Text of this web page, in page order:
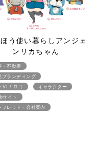
う使い暮らしアンジェ
ンリカちゃん
・不動産
ブランディング
VI / ロゴ
キャラクター
サイト
フレット・会社案内